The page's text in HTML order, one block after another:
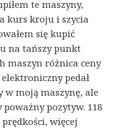
te maszyny,
kurs kroju i szycia
się kupić
na tańszy punkt
maszyn różnica ceny
pedał
w moją maszynę, ale
pozytyw. 118
więcej